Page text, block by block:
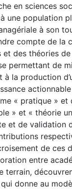
en sciences
une population
à son
compte de la
des théories
permettant de
la production
« pratique »
» et « théorie
et de validation
de ces
entre
terrain,
donne au